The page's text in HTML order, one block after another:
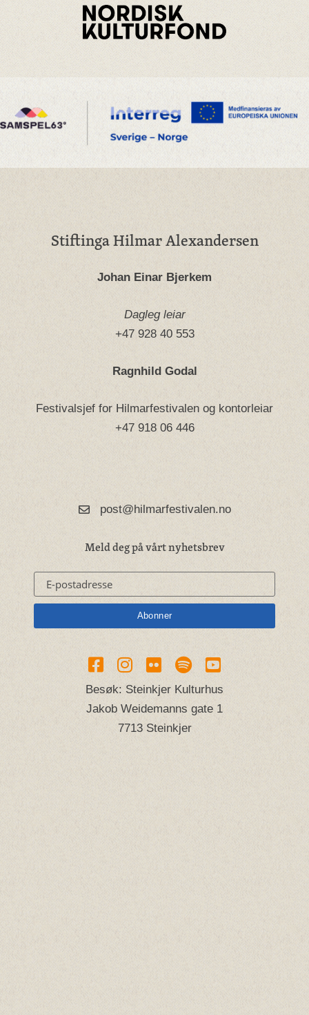
Stiftinga Hilmar Alexandersen
Johan Einar Bjerkem
Dagleg leiar
+47 928 40 553
Ragnhild Godal
Festivalsjef for Hilmarfestivalen og kontorleiar
+47 918 06 446
post@hilmarfestivalen.no
Meld deg på vårt nyhetsbrev
Besøk: Steinkjer Kulturhus
Jakob Weidemanns gate 1
7713 Steinkjer